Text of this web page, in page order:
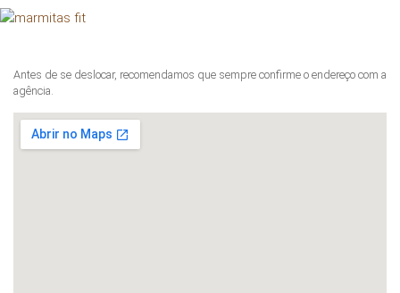
Antes de se deslocar, recomendamos que sempre confirme o endereço com a
agência.